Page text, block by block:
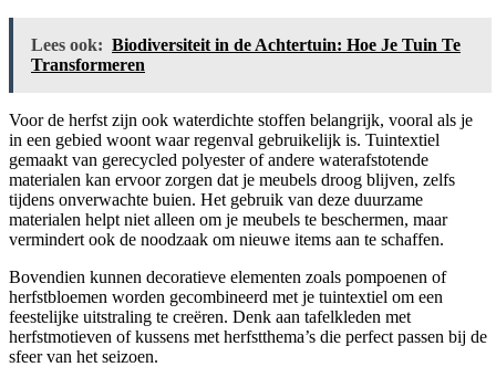
Lees ook: Biodiversiteit in de Achtertuin: Hoe Je Tuin Te
Transformeren
Voor de herfst zijn ook waterdichte stoffen belangrijk, vooral als je
in een gebied woont waar regenval gebruikelijk is. Tuintextiel
gemaakt van gerecycled polyester of andere waterafstotende
materialen kan ervoor zorgen dat je meubels droog blijven, zelfs
tijdens onverwachte buien. Het gebruik van deze duurzame
materialen helpt niet alleen om je meubels te beschermen, maar
vermindert ook de noodzaak om nieuwe items aan te schaffen.
Bovendien kunnen decoratieve elementen zoals pompoenen of
herfstbloemen worden gecombineerd met je tuintextiel om een
feestelijke uitstraling te creëren. Denk aan tafelkleden met
herfstmotieven of kussens met herfstthema’s die perfect passen bij de
sfeer van het seizoen.